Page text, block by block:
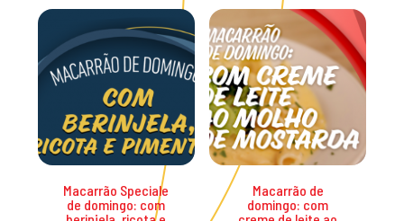
Macarrão Speciale
de domingo: com
Macarrão de
domingo: com